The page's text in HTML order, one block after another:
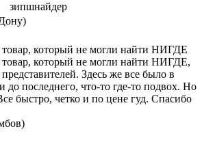
зипшнайдер
товар, который не могли найти НИГДЕ
товар, который не могли найти НИГДЕ,
Здесь же все было в
последнего, что-то где-то подвох. Но
быстро, четко и по цене гуд. Спасибо